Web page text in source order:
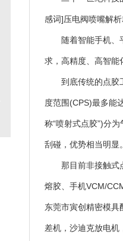
感词]压电阀喷嘴解
随着智能手机、平
求，高精度、高智能
到底传统的点胶工
度范围(CPS)最多能
称“喷射式点胶”)分
刮碰，优势相当明显。
那目前非接触式点
熔胶、手机VCM/
东莞市寅创精密模具
差机，沙迪克放电